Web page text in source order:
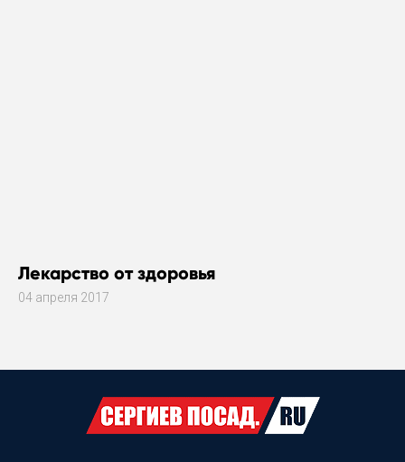
Лекарство от здоровья
04 апреля 2017